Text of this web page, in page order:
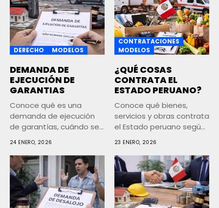
DERECHO MODELOS
DEMANDA DE
EJECUCIÓN DE
GARANTIAS
Conoce qué es una
demanda de ejecución
de garantías, cuándo se
24 ENERO, 2026
CONTRATACIONES
MODELOS
¿QUÉ COSAS
CONTRATA EL
ESTADO PERUANO?
Conoce qué bienes,
servicios y obras contrata
el Estado peruano según
23 ENERO, 2026